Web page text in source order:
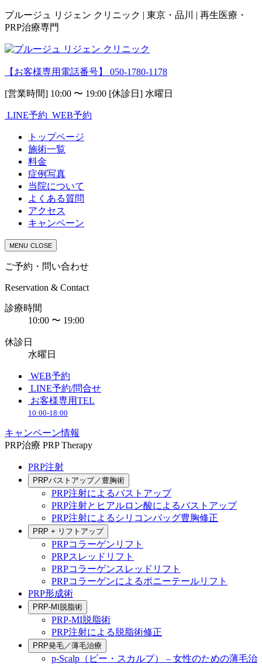
プルージュ リジェン クリニック | 東京・品川 | 再生医療・
PRP治療専門
【お客様専用電話番号】 050-1780-1178
[営業時間] 10:00 〜 19:00 [休診日] 水曜日
LINE予約 WEB予約
トップページ
施術一覧
料金
症例写真
当院について
よくある質問
アクセス
キャンペーン
MENU CLOSE
ご予約・問い合わせ
Reservation & Contact
診療時間
10:00 〜 19:00
休診日
水曜日
WEB予約
LINE予約/問合せ
お客様専用TEL
10:00-18:00
キャンペーン情報
PRP治療 PRP Therapy
PRP注射
PRPバストアップ／豊胸術
PRP注射によるバストアップ
PRP注射とヒアルロン酸によるバストアップ
PRP注射によるシリコンバッグ豊胸修正
PRP + リフトアップ
PRPコラーゲンリフト
PRPスレッドリフト
PRPコラーゲンスレッドリフト
PRPコラーゲンによるポニーテールリフト
PRP形成術
PRP-MI脱脂術
PRP-MI脱脂術
PRP注射による脱脂術修正
PRP発毛／薄毛治療
p-Scalp（ピー・スカルプ） – 女性のための薄毛治